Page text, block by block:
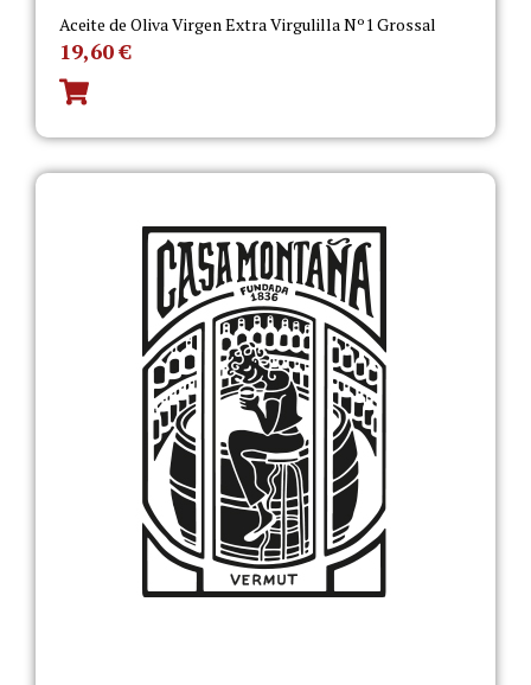
Aceite de Oliva Virgen Extra Virgulilla Nº1 Grossal
19,60€